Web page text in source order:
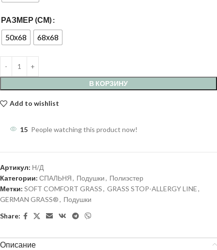
РАЗМЕР (СМ)
50х68
68х68
В КОРЗИНУ
Add to wishlist
15 People watching this product now!
Артикул: Н/Д
Категории: СПАЛЬНЯ, Подушки, Полиэстер
Метки: SOFT COMFORT GRASS, GRASS STOP-ALLERGY LINE,
GERMAN GRASS®, Подушки
Share:
Описание